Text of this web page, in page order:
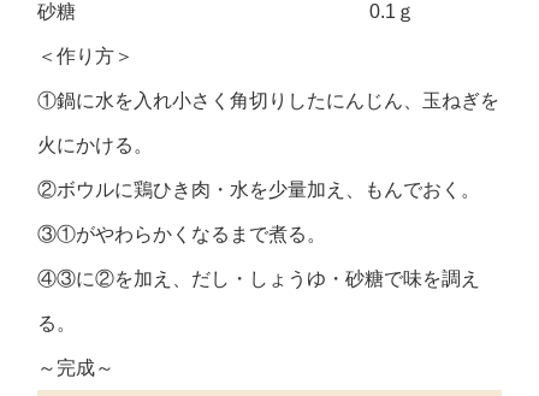
砂糖 0.1ｇ
＜作り方＞
①鍋に水を入れ小さく角切りしたにんじん、玉ねぎを
火にかける。
②ボウルに鶏ひき肉・水を少量加え、もんでおく。
③①がやわらかくなるまで煮る。
④③に②を加え、だし・しょうゆ・砂糖で味を調え
る。
～完成～